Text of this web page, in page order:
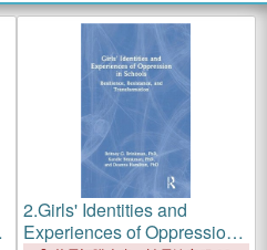
2.Girls' Identities and
Experiences of Oppression